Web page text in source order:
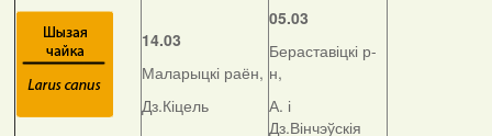
14.03
Маларыцкі раён,
Дз.Кіцель
05.03
Бераставіцкі р-
н,
А. і
Дз.Вінчэўскія